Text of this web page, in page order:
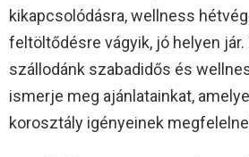
kikapcsolódásra, wellness
feltöltődésre vágyik, jó helyen jár.
szállodánk szabadidős és
ismerje meg ajánlatainkat,
korosztály igényeinek